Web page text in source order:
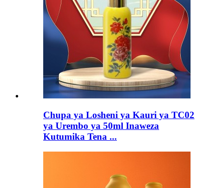
Chupa ya Losheni ya Kauri ya TC02
ya Urembo ya 50ml Inaweza
Kutumika Tena ...